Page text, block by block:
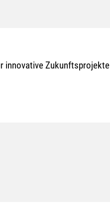
innovative Zukunftsprojekte